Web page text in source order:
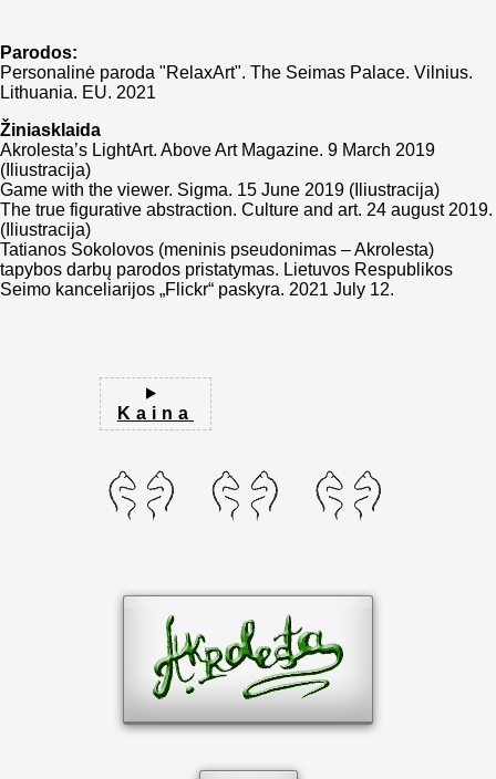
Parodos:
Personalinė paroda "RelaxArt". The Seimas Palace. Vilnius.
Lithuania. EU. 2021
Žiniasklaida
Akrolesta’s LightArt. Above Art Magazine. 9 March 2019
(Iliustracija)
Game with the viewer. Sigma. 15 June 2019 (Iliustracija)
The true figurative abstraction. Culture and art. 24 august 2019.
(Iliustracija)
Tatianos Sokolovos (meninis pseudonimas – Akrolesta)
tapybos darbų parodos pristatymas. Lietuvos Respublikos
Seimo kanceliarijos „Flickr“ paskyra. 2021 July 12.
Kaina